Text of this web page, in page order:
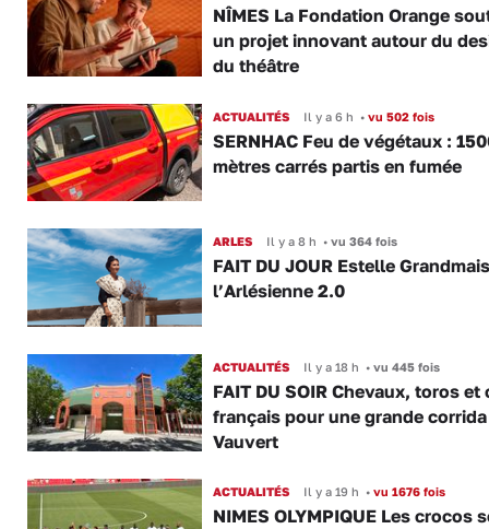
NÎMES La Fondation Orange
un projet innovant autour du
du théâtre
ACTUALITÉS Il y a 6 h •vu 502 fois
SERNHAC Feu de végétaux :
mètres carrés partis en fumée
ARLES Il y a 8 h •vu 364 fois
FAIT DU JOUR Estelle
l’Arlésienne 2.0
ACTUALITÉS Il y a 18 h •vu 445 fois
FAIT DU SOIR Chevaux, toros et
français pour une grande corrida
Vauvert
ACTUALITÉS Il y a 19 h •vu 1676 fois
NIMES OLYMPIQUE Les crocos